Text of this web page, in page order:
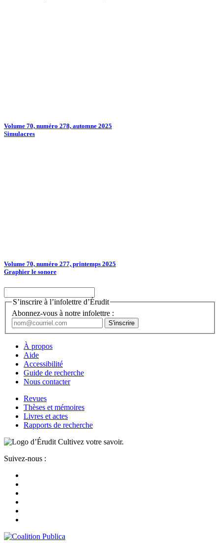
Volume 70, numéro 278, automne 2025
Simulacres
Volume 70, numéro 277, printemps 2025
Graphier le sonore
S’inscrire à l’infolettre d’Érudit
Abonnez-vous à notre infolettre :
À propos
Aide
Accessibilité
Guide de recherche
Nous contacter
Revues
Thèses et mémoires
Livres et actes
Rapports de recherche
Cultivez votre savoir.
Suivez-nous :